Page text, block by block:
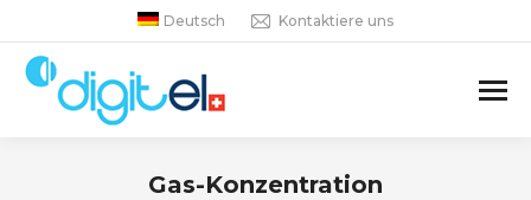
Deutsch Kontaktiere uns
Gas-Konzentration